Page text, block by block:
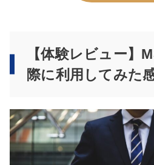
【体験レビュー】
際に利用してみた